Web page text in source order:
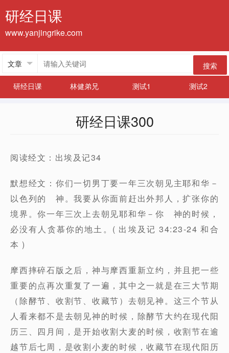
研经日课
www.yanjingrike.com
搜索
研经日课
林健弟兄 测试1 测试2
研经日课300
阅读经文：出埃及记34
默想经文：你们一切男丁要一年三次朝见主耶和华－
以色列的 神。我要从你面前赶出外邦人，扩张你的
境界。你一年三次上去朝见耶和华－你 神的时候，
必没有人贪慕你的地土。( 出埃及记 34:23-24 和合
本 )
摩西摔碎石版之后，神与摩西重新立约，并且把一些
重要的点再次重复了一遍，其中之一就是在三大节期
（除酵节、收割节、收藏节）去朝见神。这三个节从
人看来都不是去朝见神的时候，除酵节大约在现代阳
历三、四月间，是开始收割大麦的时候，收割节在逾
越节后七周，是收割小麦的时候，收藏节在现代阳历